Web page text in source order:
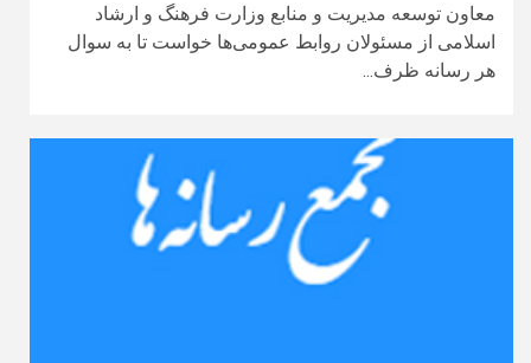
معاون توسعه مدیریت و منابع وزارت فرهنگ و ارشاد
اسلامی از مسئولان روابط عمومی‌ها خواست تا به سوال
هر رسانه ظرف...